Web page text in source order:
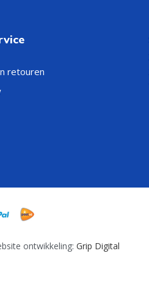
retouren
ontwikkeling: Grip Digital